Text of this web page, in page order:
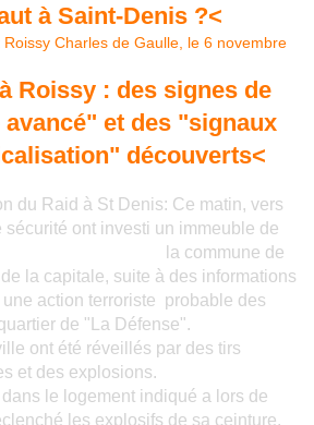
à Saint-Denis ?<
Roissy : des signes de
et des "signaux
découverts<
du Raid à St Denis: Ce matin, vers
sécurité ont investi un immeuble de
la commune de
la capitale, suite à des informations
action terroriste probable des
de "La Défense".
ont été réveillés par des tirs
et des explosions.
le logement indiqué a lors de
les explosifs de sa ceinture,